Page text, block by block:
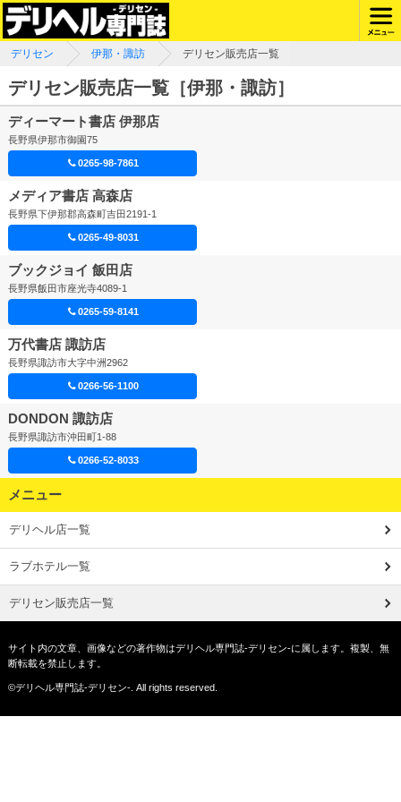
デリセン 伊那・諏訪 デリセン販売店一覧
デリセン販売店一覧［伊那・諏訪］
ディーマート書店 伊那店
長野県伊那市御園75
0265-98-7861
メディア書店 高森店
長野県下伊那郡高森町吉田2191-1
0265-49-8031
ブックジョイ 飯田店
長野県飯田市座光寺4089-1
0265-59-8141
万代書店 諏訪店
長野県諏訪市大字中洲2962
0266-56-1100
DONDON 諏訪店
長野県諏訪市沖田町1-88
0266-52-8033
メニュー
デリヘル店一覧
ラブホテル一覧
デリセン販売店一覧
サイト内の文章、画像などの著作物はデリヘル専門誌-デリセン-に属します。複製、無
断転載を禁止します。
©デリヘル専門誌-デリセン-. All rights reserved.